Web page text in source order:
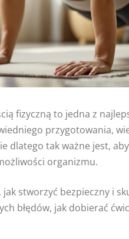
fizyczną to jedna z
przygotowania,
dlatego tak ważne jest,
organizmu.
jak stworzyć bezpieczny i
błędów, jak dobierać